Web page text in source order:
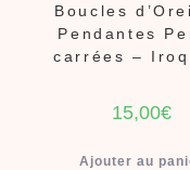
Boucles
Pendantes
carrées –
15,00€
Ajouter au